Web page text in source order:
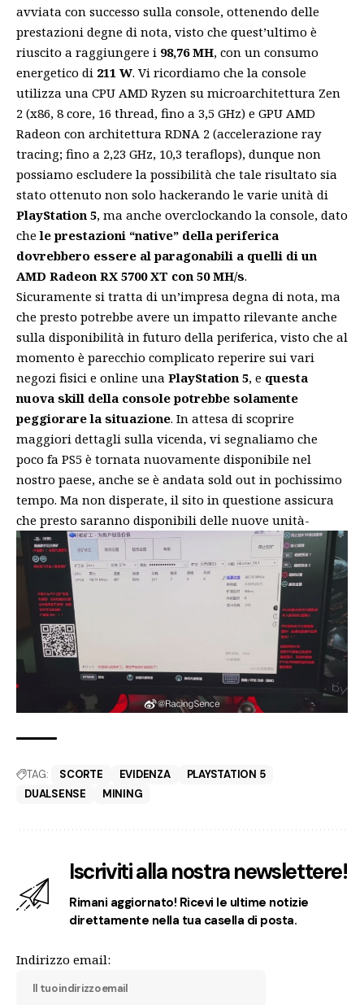
avviata con successo sulla console, ottenendo delle
prestazioni degne di nota, visto che quest’ultimo è
riuscito a raggiungere i 98,76 MH, con un consumo
energetico di 211 W. Vi ricordiamo che la console
utilizza una CPU AMD Ryzen su microarchitettura Zen
2 (x86, 8 core, 16 thread, fino a 3,5 GHz) e GPU AMD
Radeon con architettura RDNA 2 (accelerazione ray
tracing; fino a 2,23 GHz, 10,3 teraflops), dunque non
possiamo escludere la possibilità che tale risultato sia
stato ottenuto non solo hackerando le varie unità di
PlayStation 5, ma anche overclockando la console, dato
chele prestazioni “native” della periferica
dovrebbero essere al paragonabili a quelli di un
AMD Radeon RX 5700 XT con 50 MH/s.
Sicuramente si tratta di un’impresa degna di nota, ma
che presto potrebbe avere un impatto rilevante anche
sulla disponibilità in futuro della periferica, visto che al
momento è parecchio complicato reperire sui vari
negozi fisici e online una PlayStation 5, e questa
nuova skill della console potrebbe solamente
peggiorare la situazione. In attesa di scoprire
maggiori dettagli sulla vicenda, vi segnaliamo che
poco fa PS5 è tornata nuovamente disponibile nel
nostro paese, anche se è andata sold out in pochissimo
tempo. Ma non disperate, il sito in questione assicura
che presto saranno disponibili delle nuove unità-
TAG: SCORTE EVIDENZA
PLAYSTATION 5
DUALSENSE
MINING
Iscriviti alla nostra newslettere!
Rimani aggiornato! Ricevi le ultime notizie
direttamente nella tua casella di posta.
Indirizzo email: